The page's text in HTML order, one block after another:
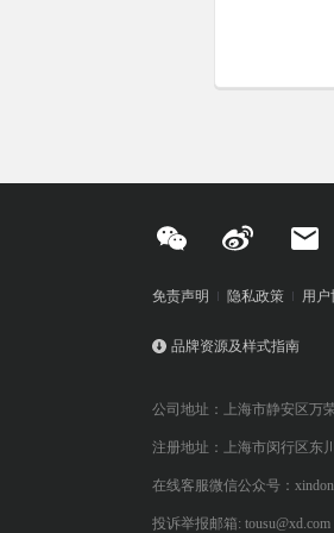
免责声明 隐私政策 用户
品牌资源及样式指南
公司地址：上海市静安区万
注册地址：上海市闵行区东
在线客服微信公众号：
投诉举报邮箱: tousu@xd.com